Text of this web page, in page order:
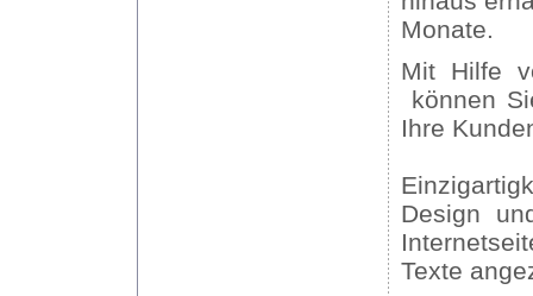
Monate.
Mit Hilfe
können
Ihre
Design
Texte